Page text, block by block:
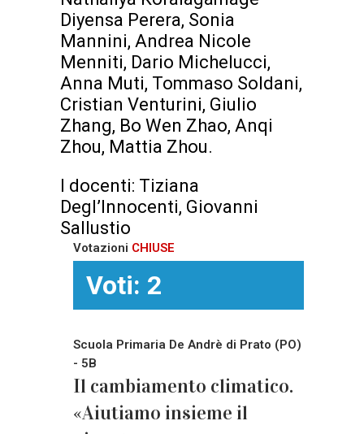
Diyensa Perera, Sonia
Mannini, Andrea Nicole
Menniti, Dario Michelucci,
Anna Muti, Tommaso Soldani,
Cristian Venturini, Giulio
Zhang, Bo Wen Zhao, Anqi
Zhou, Mattia Zhou.
I docenti: Tiziana
Degl’Innocenti, Giovanni
Sallustio
Votazioni CHIUSE
Voti: 2
Scuola Primaria De Andrè di Prato (PO)
- 5B
Il cambiamento climatico.
«Aiutiamo insieme il